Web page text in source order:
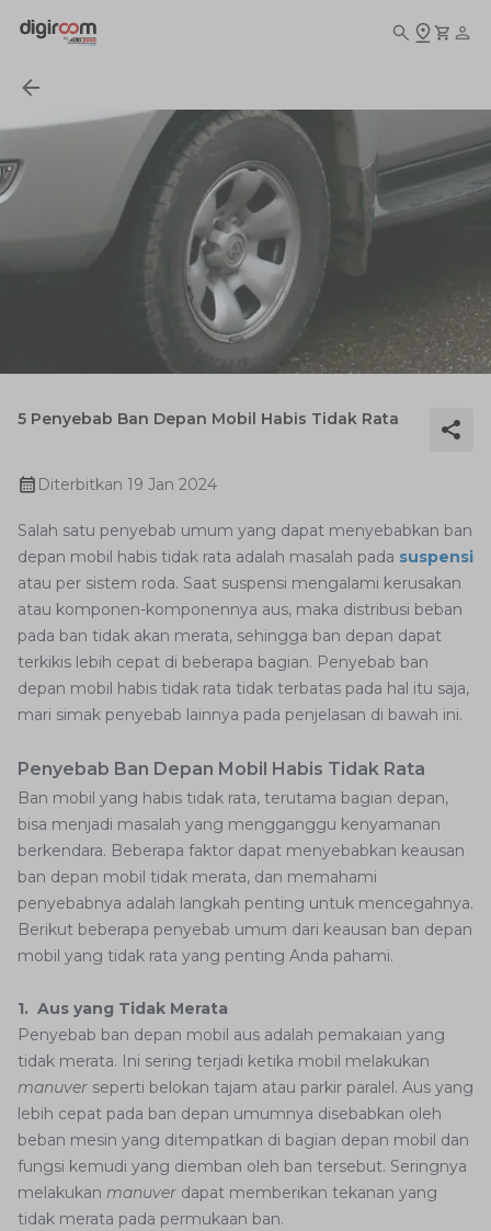
5 Penyebab Ban Depan Mobil Habis Tidak Rata
Diterbitkan 19 Jan 2024
Salah satu penyebab umum yang dapat menyebabkan ban
depan mobil habis tidak rata adalah masalah pada suspensi
atau per sistem roda. Saat suspensi mengalami kerusakan
atau komponen-komponennya aus, maka distribusi beban
pada ban tidak akan merata, sehingga ban depan dapat
terkikis lebih cepat di beberapa bagian. Penyebab ban
depan mobil habis tidak rata tidak terbatas pada hal itu saja,
mari simak penyebab lainnya pada penjelasan di bawah ini.
Penyebab Ban Depan Mobil Habis Tidak Rata
Ban mobil yang habis tidak rata, terutama bagian depan,
bisa menjadi masalah yang mengganggu kenyamanan
berkendara. Beberapa faktor dapat menyebabkan keausan
ban depan mobil tidak merata, dan memahami
penyebabnya adalah langkah penting untuk mencegahnya.
Berikut beberapa penyebab umum dari keausan ban depan
mobil yang tidak rata yang penting Anda pahami.
1. Aus yang Tidak Merata
Penyebab ban depan mobil aus adalah pemakaian yang
tidak merata. Ini sering terjadi ketika mobil melakukan
manuver seperti belokan tajam atau parkir paralel. Aus yang
lebih cepat pada ban depan umumnya disebabkan oleh
beban mesin yang ditempatkan di bagian depan mobil dan
fungsi kemudi yang diemban oleh ban tersebut. Seringnya
melakukan manuver dapat memberikan tekanan yang
tidak merata pada permukaan ban.